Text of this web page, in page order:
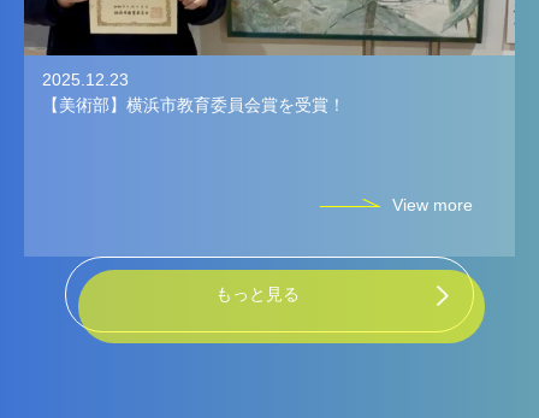
2025.12.23
【美術部】横浜市教育委員会賞を受賞！
View more
もっと見る